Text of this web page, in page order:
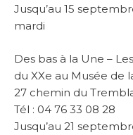
Jusqu’au 15
mardi
Des bas à la Une –
du XXe au Musée de
27 chemin du
Tél : 04 76 33 08 28
Jusqu’au 21